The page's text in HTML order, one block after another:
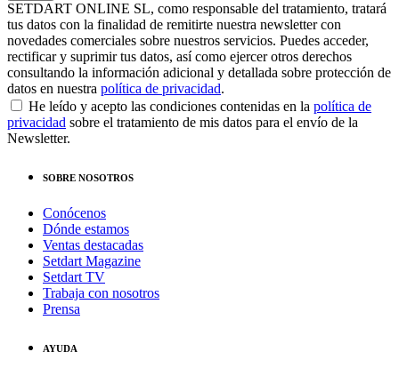
SETDART ONLINE SL, como responsable del tratamiento, tratará
tus datos con la finalidad de remitirte nuestra newsletter con
novedades comerciales sobre nuestros servicios. Puedes acceder,
rectificar y suprimir tus datos, así como ejercer otros derechos
consultando la información adicional y detallada sobre protección de
datos en nuestra política de privacidad.
He leído y acepto las condiciones contenidas en la política de
privacidad sobre el tratamiento de mis datos para el envío de la
Newsletter.
SOBRE NOSOTROS
Conócenos
Dónde estamos
Ventas destacadas
Setdart Magazine
Setdart TV
Trabaja con nosotros
Prensa
AYUDA